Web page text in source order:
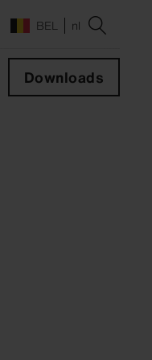
BEL nl
Downloads